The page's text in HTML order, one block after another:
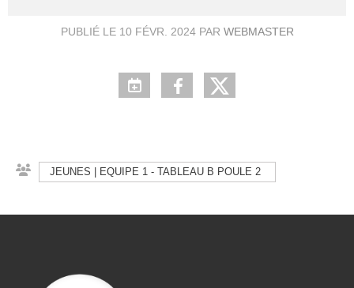
PUBLIÉ LE 10 FÉVR. 2024PAR WEBMASTER
JEUNES | EQUIPE 1 - TABLEAU B POULE 2